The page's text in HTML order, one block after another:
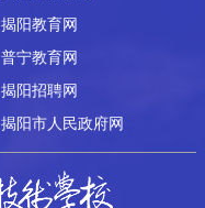
揭阳教育网
普宁教育网
揭阳招聘网
揭阳市人民政府网